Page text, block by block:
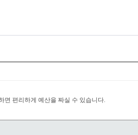
면 편리하게 예산을 짜실 수 있습니다.